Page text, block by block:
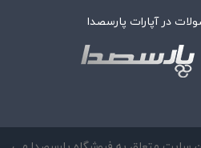
در آپارات پارسصدا